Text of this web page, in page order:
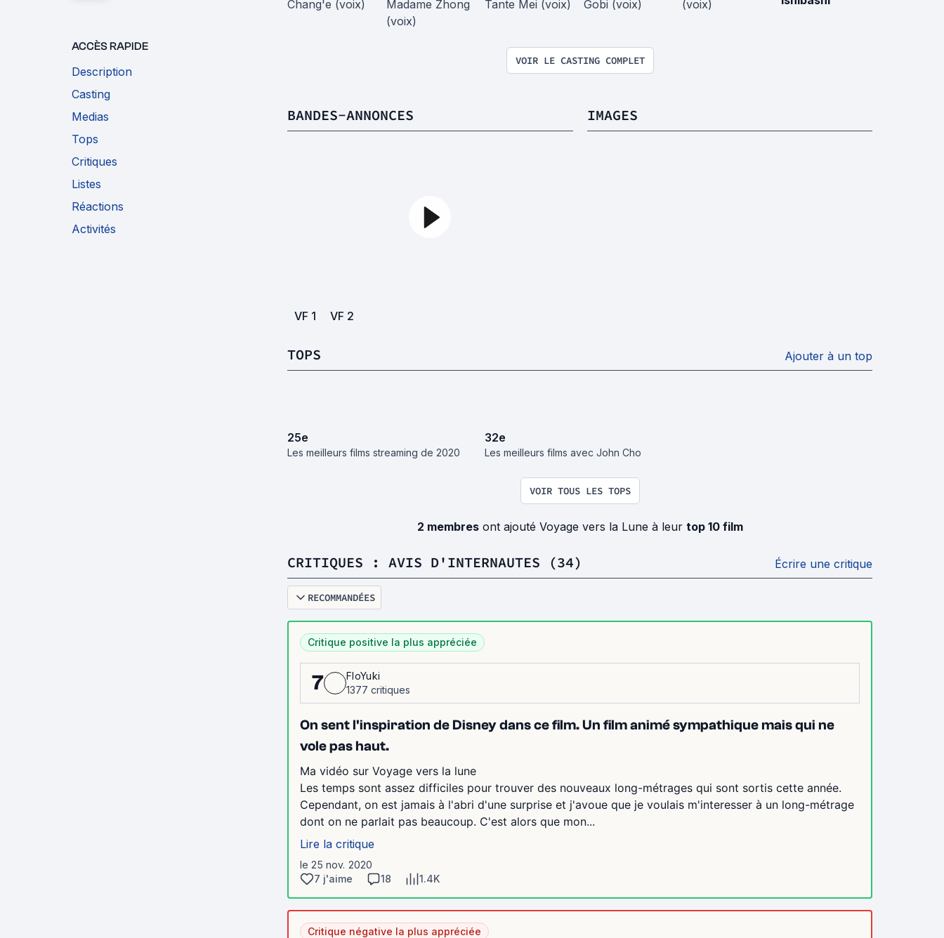
ACCÈS RAPIDE
Description
Casting
Medias
Tops
Critiques
Listes
Réactions
Activités
Chang'e (voix)
Madame Zhong
(voix)
Tante Mei (voix)
Gobi (voix)
(voix)
VOIR LE CASTING COMPLET
BANDES-ANNONCES
VF 1 VF 2
IMAGES
TOPS Ajouter à un top
25e
Les meilleurs films streaming de 2020
32e
Les meilleurs films avec John Cho
VOIR TOUS LES TOPS
2 membresont ajouté Voyage vers la Lune à leur top 10 film
CRITIQUES : AVIS D'INTERNAUTES (34) Écrire une critique
RECOMMANDÉES
Critique positive la plus appréciée
7
FloYuki
1377 critiques
On sent l'inspiration de Disney dans ce film. Un film animé sympathique mais qui ne
vole pas haut.
Ma vidéo sur Voyage vers la lune
Les temps sont assez difficiles pour trouver des nouveaux long-métrages qui sont sortis cette année.
Cependant, on est jamais à l'abri d'une surprise et j'avoue que je voulais m'interesser à un long-métrage
dont on ne parlait pas beaucoup. C'est alors que mon...
Lire la critique
le 25 nov. 2020
7 j'aime
18 1.4K
Critique négative la plus appréciée